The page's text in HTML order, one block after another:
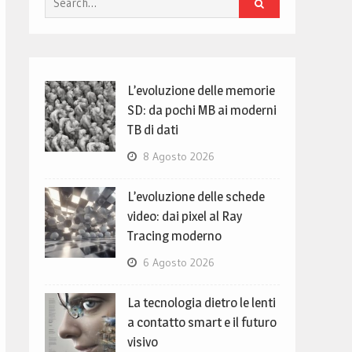
for:
L’evoluzione delle memorie
SD: da pochi MB ai moderni
TB di dati
8 Agosto 2026
L’evoluzione delle schede
video: dai pixel al Ray
Tracing moderno
6 Agosto 2026
La tecnologia dietro le lenti
a contatto smart e il futuro
visivo